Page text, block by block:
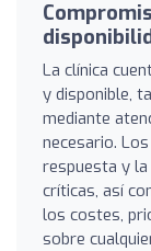
La clínica
y disponible,
mediante
necesario.
respuesta y
críticas, así
los costes,
sobre